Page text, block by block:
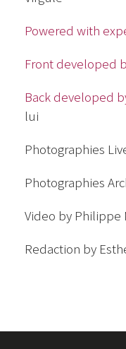
Powered with
Front developed
Back developed
lui
Photographies
Photographies
Video by Philippe
Redaction by